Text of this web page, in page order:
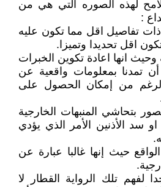
لهذه الصوره التي هي من
:
ذات تفاصيل اقل مما تكون عليه
تكون اقل تحديدا وتميزا.
انها اعادة تكوين الخبرات
تمدنا بمعلومات واقعية عن
من إمكان الحصول على
بتحاشي المنبهات الخارجية
او سد الأذنين الأمر الذي يؤدي
حيث إنها غالبا عبارة عن
تلك الرواية القطار لا